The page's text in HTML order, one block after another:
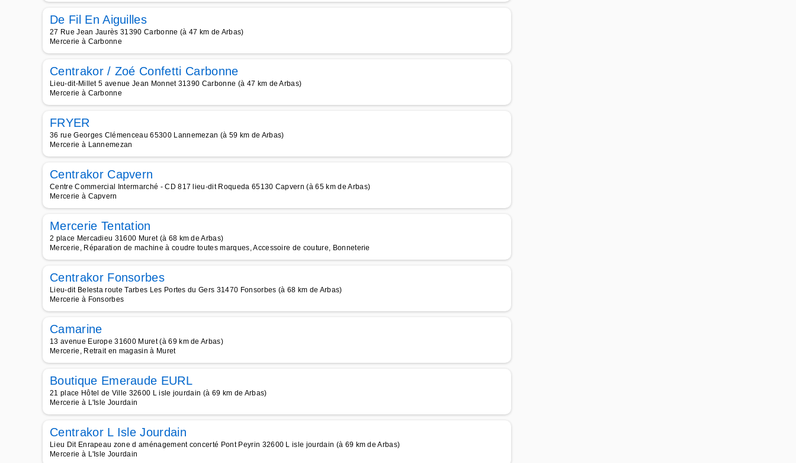
De Fil En Aiguilles
27 Rue Jean Jaurès 31390 Carbonne (à 47 km de Arbas)
Mercerie à Carbonne
Centrakor / Zoé Confetti Carbonne
Lieu-dit-Millet 5 avenue Jean Monnet 31390 Carbonne (à 47 km de Arbas)
Mercerie à Carbonne
FRYER
36 rue Georges Clémenceau 65300 Lannemezan (à 59 km de Arbas)
Mercerie à Lannemezan
Centrakor Capvern
Centre Commercial Intermarché - CD 817 lieu-dit Roqueda 65130 Capvern (à 65 km de Arbas)
Mercerie à Capvern
Mercerie Tentation
2 place Mercadieu 31600 Muret (à 68 km de Arbas)
Mercerie, Réparation de machine à coudre toutes marques, Accessoire de couture, Bonneterie
Centrakor Fonsorbes
Lieu-dit Belesta route Tarbes Les Portes du Gers 31470 Fonsorbes (à 68 km de Arbas)
Mercerie à Fonsorbes
Camarine
13 avenue Europe 31600 Muret (à 69 km de Arbas)
Mercerie, Retrait en magasin à Muret
Boutique Emeraude EURL
21 place Hôtel de Ville 32600 L isle jourdain (à 69 km de Arbas)
Mercerie à L'Isle Jourdain
Centrakor L Isle Jourdain
Lieu Dit Enrapeau zone d aménagement concerté Pont Peyrin 32600 L isle jourdain (à 69 km de Arbas)
Mercerie à L'Isle Jourdain